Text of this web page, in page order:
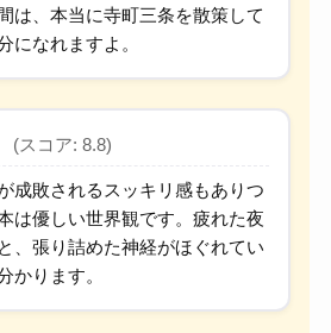
は、本当に寺町三条を散策して
になれますよ。
(スコア: 8.8)
成敗されるスッキリ感もありつ
は優しい世界観です。疲れた夜
、張り詰めた神経がほぐれてい
かります。